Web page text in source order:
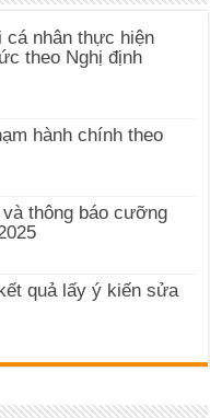
cá nhân thực hiện
theo Nghị định
hành chính theo
thông báo cưỡng
quả lấy ý kiến sửa